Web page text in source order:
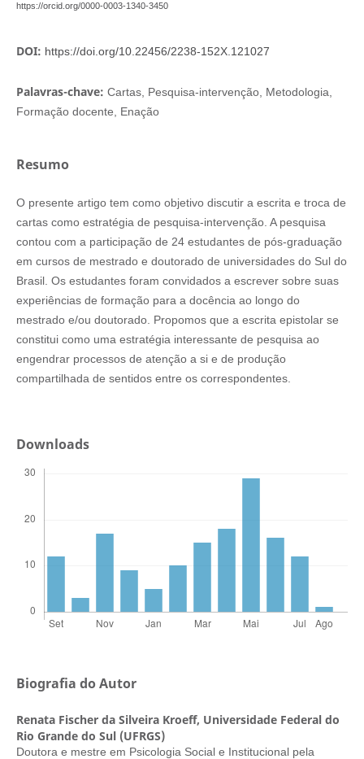
https://orcid.org/0000-0003-1340-3450
DOI: https://doi.org/10.22456/2238-152X.121027
Palavras-chave: Cartas, Pesquisa-intervenção, Metodologia,
Formação docente, Enação
Resumo
O presente artigo tem como objetivo discutir a escrita e troca de
cartas como estratégia de pesquisa-intervenção. A pesquisa
contou com a participação de 24 estudantes de pós-graduação
em cursos de mestrado e doutorado de universidades do Sul do
Brasil. Os estudantes foram convidados a escrever sobre suas
experiências de formação para a docência ao longo do
mestrado e/ou doutorado. Propomos que a escrita epistolar se
constitui como uma estratégia interessante de pesquisa ao
engendrar processos de atenção a si e de produção
compartilhada de sentidos entre os correspondentes.
Downloads
Biografia do Autor
Renata Fischer da Silveira Kroeff, Universidade Federal do
Rio Grande do Sul (UFRGS)
Doutora e mestre em Psicologia Social e Institucional pela